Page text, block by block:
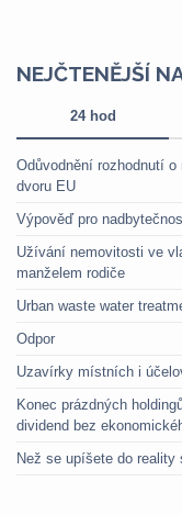
NEJČTENĚJŠÍ
24 hod
Odůvodnění rozhodnutí
dvoru EU
Výpověď pro
Užívání nemovitosti ve
manželem rodiče
Urban waste water
Odpor
Uzavírky místních i
Konec prázdných
dividend bez
Než se upíšete do reality